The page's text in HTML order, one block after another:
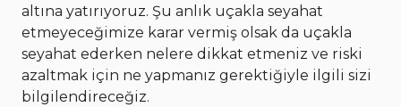
altına yatırıyoruz. Şu anlık uçakla seyahat
etmeyeceğimize karar vermiş olsak da uçakla
seyahat ederken nelere dikkat etmeniz ve riski
azaltmak için ne yapmanız gerektiğiyle ilgili sizi
bilgilendireceğiz.